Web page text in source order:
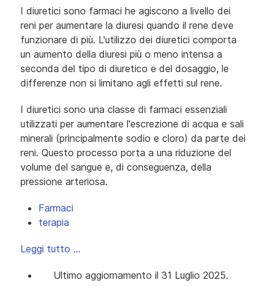
I diuretici sono farmaci he agiscono a livello dei
reni per aumentare la diuresi quando il rene deve
funzionare di più. L'utilizzo dei diuretici comporta
un aumento della diuresi più o meno intensa a
seconda del tipo di diuretico e del dosaggio, le
differenze non si limitano agli effetti sul rene.
I diuretici sono una classe di farmaci essenziali
utilizzati per aumentare l'escrezione di acqua e sali
minerali (principalmente sodio e cloro) da parte dei
reni. Questo processo porta a una riduzione del
volume del sangue e, di conseguenza, della
pressione arteriosa.
Farmaci
terapia
Leggi tutto …
Ultimo aggiornamento il 31 Luglio 2025.